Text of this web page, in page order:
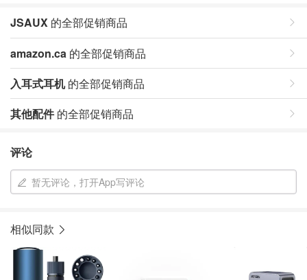
JSAUX 的全部促销商品
amazon.ca 的全部促销商品
入耳式耳机的全部促销商品
其他配件的全部促销商品
评论
暂无评论，打开App写评论
相似同款